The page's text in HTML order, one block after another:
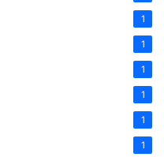
1
1
1
1
1
1